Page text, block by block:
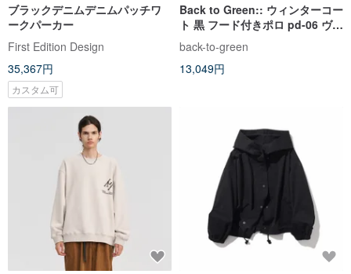
ブラックデニムデニムパッチワ
ークパーカー
First Edition Design
35,367円
カスタム可
Back to Green:: ウィンターコー
ト 黒 フード付きポロ pd-06 ヴィ
ンテージ
back-to-green
13,049円